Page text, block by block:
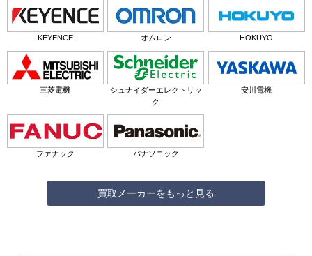
KEYENCE オムロン HOKUYO
三菱電機
シュナイダーエレクトリッ
ク
安川電機
ファナック パナソニック
買取メーカーをもっと見る